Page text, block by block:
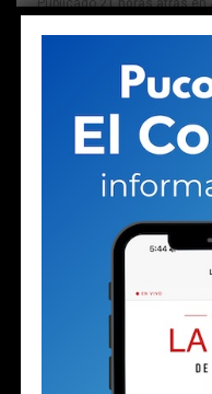
Publicado 21 horas atrás en
Por prensa